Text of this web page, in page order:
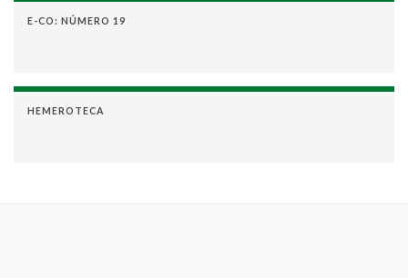
E-CO: NÚMERO 19
HEMEROTECA